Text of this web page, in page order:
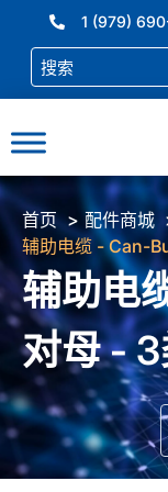
1 (979)
首页 配件商城
辅助电缆 - Can-
辅助电
对母 -